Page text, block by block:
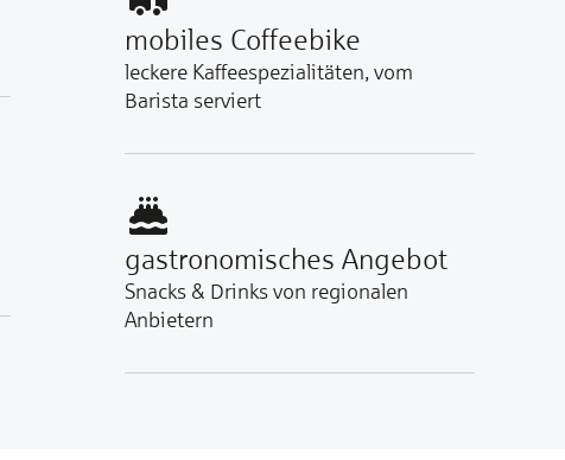
mobiles Coffeebike
leckere Kaffeespezialitäten, vom
Barista serviert
gastronomisches Angebot
Snacks & Drinks von regionalen
Anbietern